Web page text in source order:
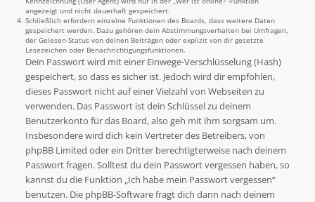
angezeigt und nicht dauerhaft gespeichert.
Schließlich erfordern einzelne Funktionen des Boards, dass weitere Daten
gespeichert werden. Dazu gehören dein Abstimmungsverhalten bei Umfragen,
der Gelesen-Status von deinen Beiträgen oder explizit von dir gesetzte
Lesezeichen oder Benachrichtigungsfunktionen.
Dein Passwort wird mit einer Einwege-Verschlüsselung (Hash)
gespeichert, so dass es sicher ist. Jedoch wird dir empfohlen,
dieses Passwort nicht auf einer Vielzahl von Webseiten zu
verwenden. Das Passwort ist dein Schlüssel zu deinem
Benutzerkonto für das Board, also geh mit ihm sorgsam um.
Insbesondere wird dich kein Vertreter des Betreibers, von
phpBB Limited oder ein Dritter berechtigterweise nach deinem
Passwort fragen. Solltest du dein Passwort vergessen haben, so
kannst du die Funktion „Ich habe mein Passwort vergessen“
benutzen. Die phpBB-Software fragt dich dann nach deinem